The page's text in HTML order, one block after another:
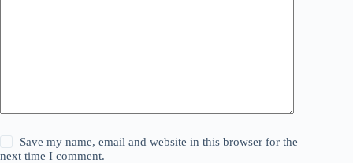
Save my name, email and website in this browser for the
next time I comment.